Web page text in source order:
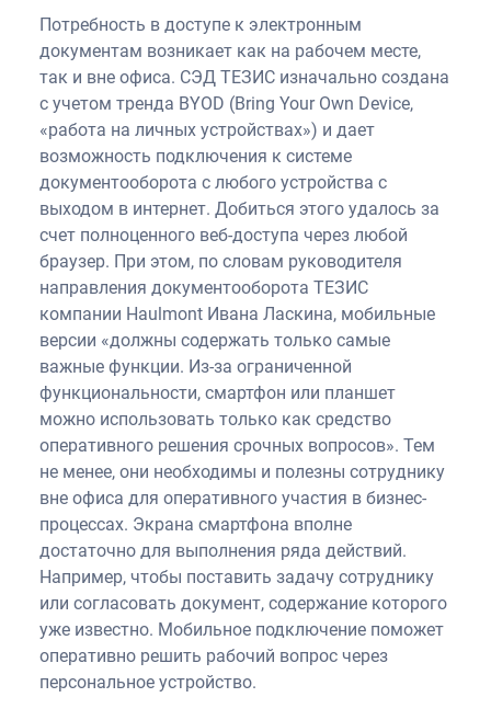
Потребность в доступе к электронным
документам возникает как на рабочем месте,
так и вне офиса. СЭД ТЕЗИС изначально создана
с учетом тренда BYOD (Bring Your Own Device,
«работа на личных устройствах») и дает
возможность подключения к системе
документооборота с любого устройства с
выходом в интернет. Добиться этого удалось за
счет полноценного веб-доступа через любой
браузер. При этом, по словам руководителя
направления документооборота ТЕЗИС
компании Haulmont Ивана Ласкина, мобильные
версии «должны содержать только самые
важные функции. Из-за ограниченной
функциональности, смартфон или планшет
можно использовать только как средство
оперативного решения срочных вопросов». Тем
не менее, они необходимы и полезны сотруднику
вне офиса для оперативного участия в бизнес-
процессах. Экрана смартфона вполне
достаточно для выполнения ряда действий.
Например, чтобы поставить задачу сотруднику
или согласовать документ, содержание которого
уже известно. Мобильное подключение поможет
оперативно решить рабочий вопрос через
персональное устройство.